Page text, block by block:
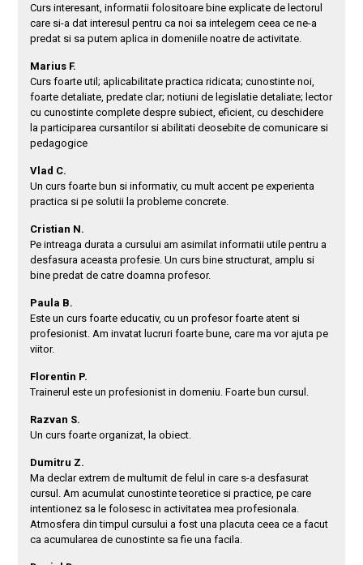
Curs interesant, informatii folositoare bine explicate de lectorul
care si-a dat interesul pentru ca noi sa intelegem ceea ce ne-a
predat si sa putem aplica in domeniile noatre de activitate.
Marius F.
Curs foarte util; aplicabilitate practica ridicata; cunostinte noi,
foarte detaliate, predate clar; notiuni de legislatie detaliate; lector
cu cunostinte complete despre subiect, eficient, cu deschidere
la participarea cursantilor si abilitati deosebite de comunicare si
pedagogice
Vlad C.
Un curs foarte bun si informativ, cu mult accent pe experienta
practica si pe solutii la probleme concrete.
Cristian N.
Pe intreaga durata a cursului am asimilat informatii utile pentru a
desfasura aceasta profesie. Un curs bine structurat, amplu si
bine predat de catre doamna profesor.
Paula B.
Este un curs foarte educativ, cu un profesor foarte atent si
profesionist. Am invatat lucruri foarte bune, care ma vor ajuta pe
viitor.
Florentin P.
Trainerul este un profesionist in domeniu. Foarte bun cursul.
Razvan S.
Un curs foarte organizat, la obiect.
Dumitru Z.
Ma declar extrem de multumit de felul in care s-a desfasurat
cursul. Am acumulat cunostinte teoretice si practice, pe care
intentionez sa le folosesc in activitatea mea profesionala.
Atmosfera din timpul cursului a fost una placuta ceea ce a facut
ca acumularea de cunostinte sa fie una facila.